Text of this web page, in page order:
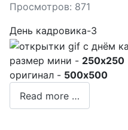
Просмотров: 871
День кадровика-3
размер мини - 250x250
оригинал - 500x500
Read more …